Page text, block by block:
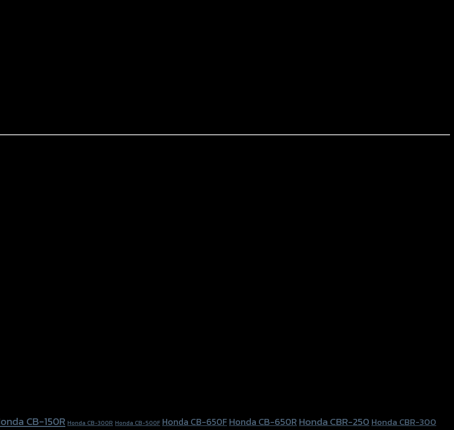
CB-150R Honda CB-300R Honda CB-500F Honda CB-650FHonda CB-650RHonda CBR-250Honda CBR-300